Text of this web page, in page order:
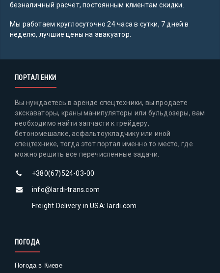
безналичный расчет, постоянным клиентам скидки.
Мы работаем круглосуточно 24 часа в сутки, 7 дней в
неделю, лучшие цены на эвакуатор.
ПОРТАЛ ЕНКИ
Вы нуждаетесь в аренде спецтехники, вы продаете
экскаваторы, краны манипуляторы или бульдозеры, вам
необходимо найти запчасти к грейдеру,
бетономешалке, асфальтоукладчику или иной
спецтехнике, тогда этот портал именно то место, где
можно решить все перечисленные задачи.
+380(67)524-03-00
info@lardi-trans.com
Freight Delivery in USA: lardi.com
ПОГОДА
Погода в Киеве